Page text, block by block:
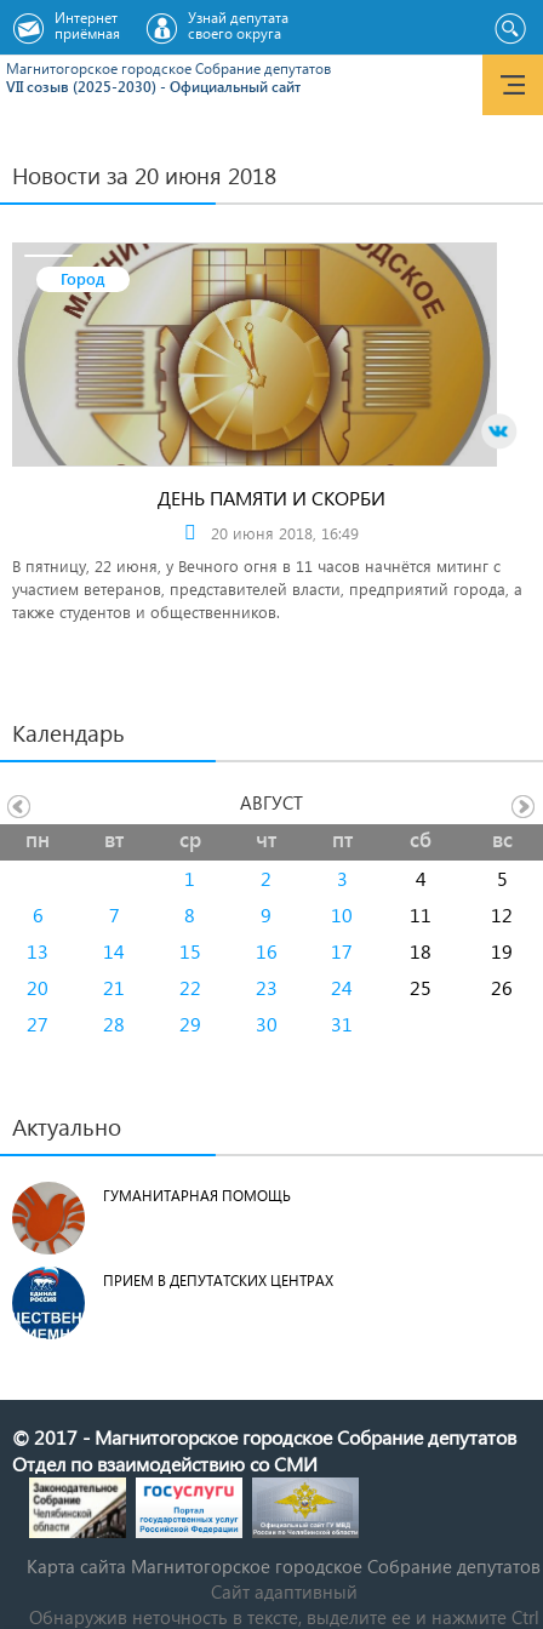
Магнитогорское городское Cобрание депутатов
VII созыв (2025-2030) - Официальный сайт
Интернет
приёмная
Узнай депутата
своего округа
Новости за 20 июня 2018
Город
ДЕНЬ ПАМЯТИ И СКОРБИ
20 июня 2018, 16:49
В пятницу, 22 июня, у Вечного огня в 11 часов начнётся митинг с
участием ветеранов, представителей власти, предприятий города, а
также студентов и общественников.
Календарь
пн вт ср чт пт сб вс
1 2 3 4
5
6
7 8 9 10 11
12
13
14 15 16 17 18
19
20
21 22 23 24 25
26
27
28 29 30 31
АВГУСТ
Актуально
ГУМАНИТАРНАЯ ПОМОЩЬ
ПРИЕМ В ДЕПУТАТСКИХ ЦЕНТРАХ
© 2017 - Магнитогорское городское Собрание депутатов
Отдел по взаимодействию со СМИ
Карта сайта Магнитогорское городское Cобрание депутатов
Сайт адаптивный
Обнаружив неточность в тексте, выделите ее и нажмите Ctrl